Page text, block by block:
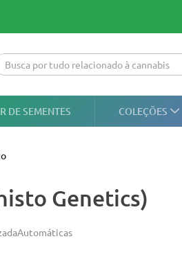
DE SEMENTES COLEÇÕES
Genetics)
Automáticas